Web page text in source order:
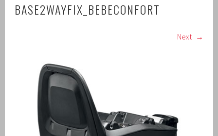
BASE2WAYFIX_BEBECONFORT
Next